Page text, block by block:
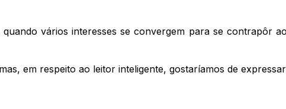
vários interesses se convergem para se contrapôr
em respeito ao leitor inteligente, gostaríamos de